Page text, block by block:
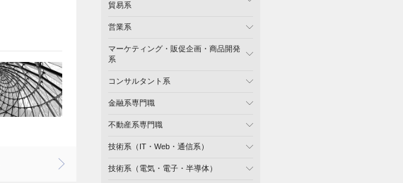
貿易系
営業系
マーケティング・販促企画・商品開発
系
コンサルタント系
金融系専門職
不動産系専門職
技術系（IT・Web・通信系）
技術系（電気・電子・半導体）